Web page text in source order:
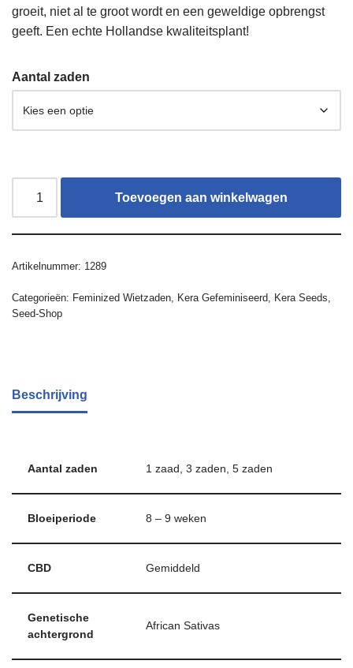
groeit, niet al te groot wordt en een geweldige opbrengst
geeft. Een echte Hollandse kwaliteitsplant!
Aantal zaden
Toevoegen aan winkelwagen
Artikelnummer: 1289
Categorieën: Feminized Wietzaden, Kera Gefeminiseerd, Kera Seeds,
Seed-Shop
Beschrijving
Aantal zaden 1 zaad, 3 zaden, 5 zaden
Bloeiperiode 8 – 9 weken
CBD Gemiddeld
Genetische
achtergrond
African Sativas